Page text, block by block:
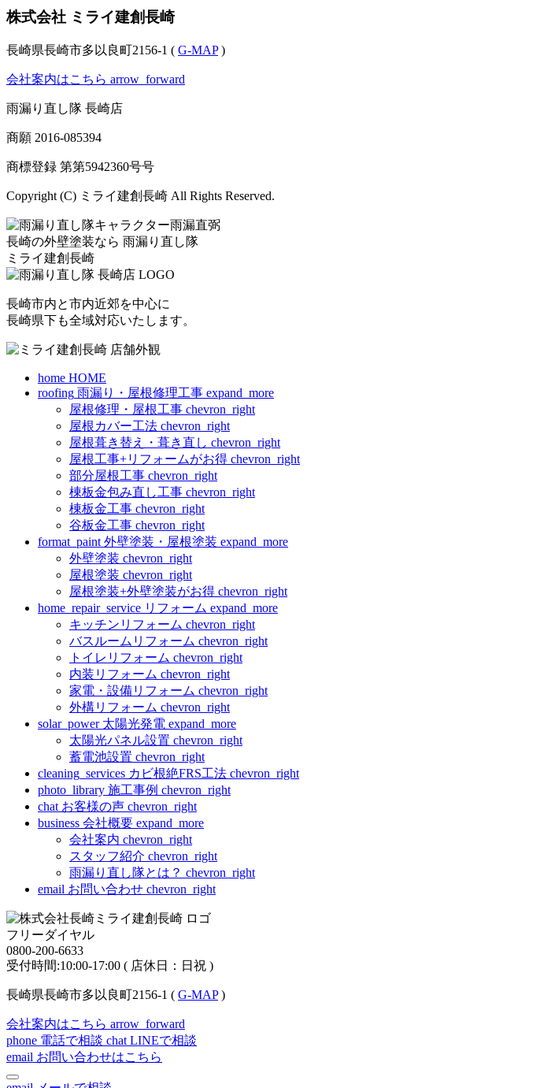
株式会社 ミライ建創長崎
長崎県長崎市多以良町2156-1 ( G-MAP)
会社案内はこちら arrow_forward
雨漏り直し隊 長崎店
商願 2016-085394
商標登録 第第5942360号号
Copyright (C) ミライ建創長崎 All Rights Reserved.
長崎の外壁塗装なら 雨漏り直し隊
ミライ建創長崎
長崎市内と市内近郊を中心に
長崎県下も全域対応いたします。
home HOME
roofing 雨漏り・屋根修理工事 expand_more
屋根修理・屋根工事 chevron_right
屋根カバー工法 chevron_right
屋根葺き替え・葺き直し chevron_right
屋根工事+リフォームがお得 chevron_right
部分屋根工事 chevron_right
棟板金包み直し工事 chevron_right
棟板金工事 chevron_right
谷板金工事 chevron_right
format_paint 外壁塗装・屋根塗装 expand_more
外壁塗装 chevron_right
屋根塗装 chevron_right
屋根塗装+外壁塗装がお得 chevron_right
home_repair_service リフォーム expand_more
キッチンリフォーム chevron_right
バスルームリフォーム chevron_right
トイレリフォーム chevron_right
内装リフォーム chevron_right
家電・設備リフォーム chevron_right
外構リフォーム chevron_right
solar_power 太陽光発電 expand_more
太陽光パネル設置 chevron_right
蓄電池設置 chevron_right
cleaning_services カビ根絶FRS工法 chevron_right
photo_library 施工事例 chevron_right
chat お客様の声 chevron_right
business 会社概要 expand_more
会社案内 chevron_right
スタッフ紹介 chevron_right
雨漏り直し隊とは？ chevron_right
email お問い合わせ chevron_right
フリーダイヤル
0800-200-6633
受付時間:10:00-17:00 ( 店休日：日祝 )
長崎県長崎市多以良町2156-1 ( G-MAP)
会社案内はこちら arrow_forward
phone 電話で相談 chat LINEで相談
email お問い合わせはこちら